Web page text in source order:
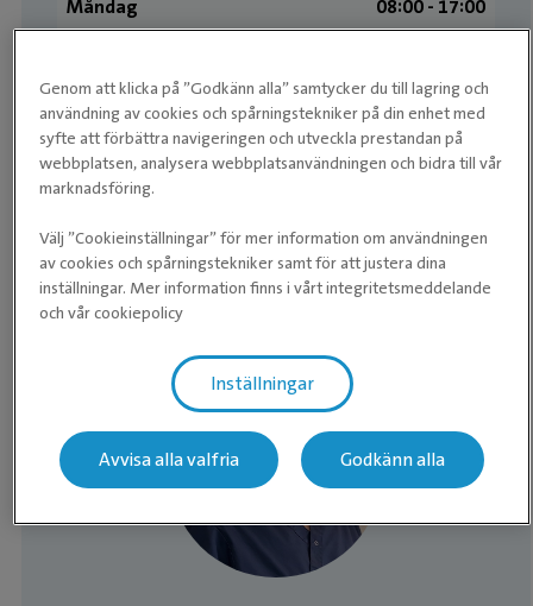
Måndag
08:00 ­- 17:00
Onsdag
08:00 ­- 17:00
Torsdag
08:00 ­- 17:00
Fredag
Lördag
Stängt
Söndag
Stängt
Medarbetare
Genom att klicka på ”Godkänn alla” samtycker du till lagring och
användning av cookies och spårningstekniker på din enhet med
syfte att förbättra navigeringen och utveckla prestandan på
webbplatsen, analysera webbplatsanvändningen och bidra till vår
marknadsföring.
Välj ”Cookieinställningar” för mer information om användningen
av cookies och spårningstekniker samt för att justera dina
inställningar. Mer information finns i vårt integritetsmeddelande
och vår cookiepolicy
Inställningar
Avvisa alla valfria Godkänn alla